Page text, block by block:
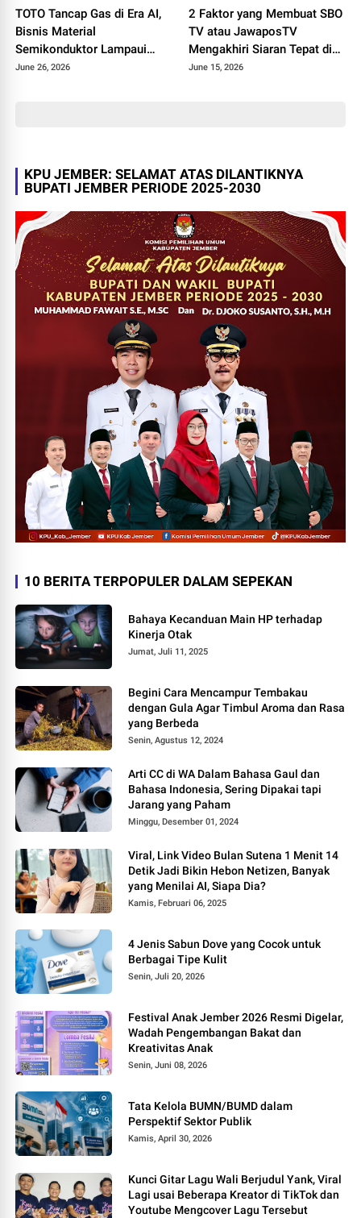
TOTO Tancap Gas di Era AI,
Bisnis Material
Semikonduktor Lampaui
Penjualan Produk Sanitasi
June 26, 2026
2 Faktor yang Membuat SBO
TV atau JawaposTV
Mengakhiri Siaran Tepat di
Hari Jadi ke-19
June 15, 2026
KPU JEMBER: SELAMAT ATAS DILANTIKNYA
BUPATI JEMBER PERIODE 2025-2030
10 BERITA TERPOPULER DALAM SEPEKAN
Bahaya Kecanduan Main HP terhadap
Kinerja Otak
Jumat, Juli 11, 2025
Begini Cara Mencampur Tembakau
dengan Gula Agar Timbul Aroma dan Rasa
yang Berbeda
Senin, Agustus 12, 2024
Arti CC di WA Dalam Bahasa Gaul dan
Bahasa Indonesia, Sering Dipakai tapi
Jarang yang Paham
Minggu, Desember 01, 2024
Viral, Link Video Bulan Sutena 1 Menit 14
Detik Jadi Bikin Hebon Netizen, Banyak
yang Menilai AI, Siapa Dia?
Kamis, Februari 06, 2025
4 Jenis Sabun Dove yang Cocok untuk
Berbagai Tipe Kulit
Senin, Juli 20, 2026
Festival Anak Jember 2026 Resmi Digelar,
Wadah Pengembangan Bakat dan
Kreativitas Anak
Senin, Juni 08, 2026
Tata Kelola BUMN/BUMD dalam
Perspektif Sektor Publik
Kamis, April 30, 2026
Kunci Gitar Lagu Wali Berjudul Yank, Viral
Lagi usai Beberapa Kreator di TikTok dan
Youtube Mengcover Lagu Tersebut